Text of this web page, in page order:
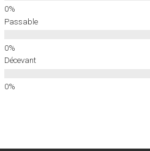
Passable
Décevant